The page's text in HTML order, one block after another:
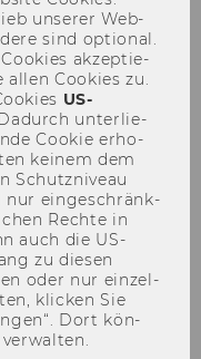
un­se­rer Web­
sind op­tio­nal.
ak­zep­tie­
Coo­kies zu.
US-​
un­ter­lie­
Coo­kie er­ho­
kei­nem dem
Schutz­ni­veau
nur ein­ge­schränk­
Rech­te in
auch die US-​
zu die­sen
oder nur ein­zel­
kli­cken Sie
Dort kön­